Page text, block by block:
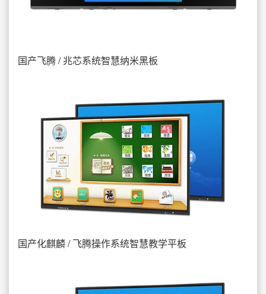
国产飞腾 / 兆芯系统智慧纳米黑板
国产化麒麟 / 飞腾操作系统智慧教学平板